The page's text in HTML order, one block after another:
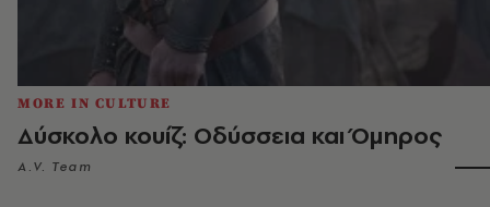
MORE IN CULTURE
Δύσκολο κουίζ: Οδύσσεια και Όμηρος
A.V. Team